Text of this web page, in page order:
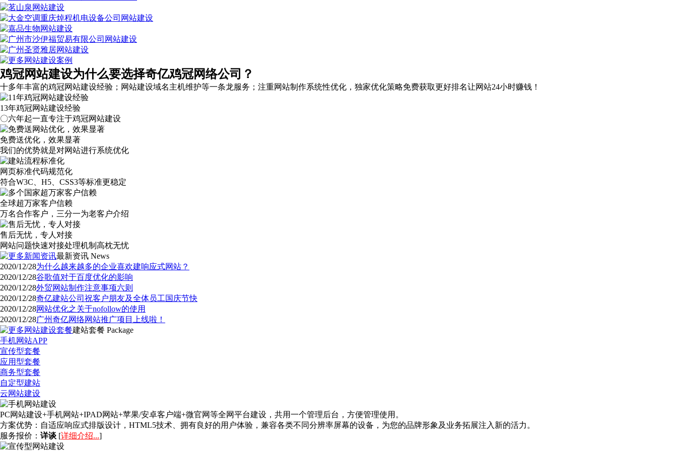
鸡冠网站建设为什么要选择奇亿鸡冠网络公司？
十多年丰富的鸡冠网站建设经验；网站建设域名主机维护等一条龙服务 ；注重网站制作系统性优化， 独家优化策略免费获取更好排名让网站24小时赚钱！
13年鸡冠网站建设经验
〇六年起一直专注于鸡冠网站建设
免费送优化，效果显著
我们的优势就是对网站进行系统优化
网页标准代码规范化
符合W3C、H5、CSS3等标准更稳定
全球超万家客户信赖
万名合作客户，三分一为老客户介绍
售后无忧，专人对接
网站问题快速对接处理机制高枕无忧
最新资讯 News
2020/12/28为什么越来越多的企业喜欢建响应式网站？
2020/12/28谷歌值对于百度优化的影响
2020/12/28外贸网站制作注意事项六则
2020/12/28奇亿建站公司祝客户朋友及全体员工国庆节快
2020/12/28网站优化之关于nofollow的使用
2020/12/28广州奇亿网络网站推广项目上线啦！
建站套餐 Package
手机网站APP
宣传型套餐
应用型套餐
商务型套餐
自定型建站
云网站建设
PC网站建设+手机网站+IPAD网站+苹果/安卓客户端+微官网等全网平台建设，共用一个管理后台，方便管理使用。
方案优势： 自适应响应式排版设计，HTML5技术、拥有良好的用户体验，兼容各类不同分辨率屏幕的设备，为您的品牌形象及业务拓展注入新的活力。
服务报价： 详谈 [详细介绍...]